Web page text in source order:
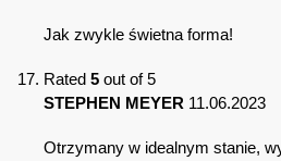
Jak zwykle świetna forma!
Rated 5 out of 5
STEPHEN MEYER 11.06.2023
Otrzymany w idealnym stanie,